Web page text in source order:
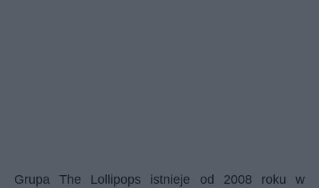
Grupa The Lollipops istnieje od 2008 roku w